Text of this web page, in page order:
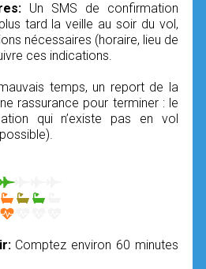
Un SMS de confirmation
tard la veille au soir du vol,
nécessaires (horaire, lieu de
ces indications.
temps, un report de la
rassurance pour terminer : le
qui n’existe pas en vol
Comptez environ 60 minutes